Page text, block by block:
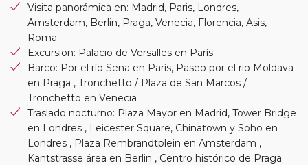
Visita panorámica en: Madrid, Paris, Londres,
Amsterdam, Berlin, Praga, Venecia, Florencia, Asis,
Roma
Excursion: Palacio de Versalles en París
Barco: Por el río Sena en París, Paseo por el rio Moldava
en Praga , Tronchetto / Plaza de San Marcos /
Tronchetto en Venecia
Traslado nocturno: Plaza Mayor en Madrid, Tower Bridge
en Londres , Leicester Square, Chinatown y Soho en
Londres , Plaza Rembrandtplein en Amsterdam ,
Kantstrasse área en Berlin , Centro histórico de Praga